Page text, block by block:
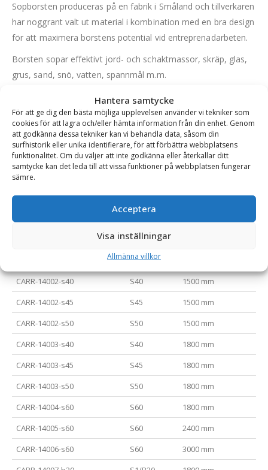
Hantera samtycke
För att ge dig den bästa möjliga upplevelsen använder vi tekniker som
cookies för att lagra och/eller hämta information från din enhet. Genom
att godkänna dessa tekniker kan vi behandla data, såsom din
surfhistorik eller unika identifierare, för att förbättra webbplatsens
funktionalitet. Om du väljer att inte godkänna eller återkallar ditt
samtycke kan det leda till att vissa funktioner på webbplatsen fungerar
sämre.
Acceptera
Visa inställningar
Allmänna villkor
Sopborsten produceras på en fabrik i Småland och tillverkaren
har noggrant valt ut material i kombination med en bra design
för att maximera borstens potential vid entreprenadarbeten.
Borsten sopar effektivt jord- och schaktmassor, skräp, glas,
grus, sand, snö, vatten, spannmål m.m.
När borsten inte används finns två manuellt nedfällbara
stödben för att borsten ska stå stadigt.
Livslängden på de utbytbara borstraderna är lång men det är
oerhört enkelt att byta när det väl är dags.
Varianttabell
S30/150
S30/180
CARR-14002-s40
S40
1500 mm
CARR-14002-s45
S45
1500 mm
CARR-14002-s50
S50
1500 mm
CARR-14003-s40
S40
1800 mm
CARR-14003-s45
S45
1800 mm
CARR-14003-s50
S50
1800 mm
CARR-14004-s60
S60
1800 mm
CARR-14005-s60
S60
2400 mm
CARR-14006-s60
S60
3000 mm